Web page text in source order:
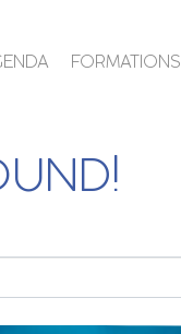
FORMATIONS